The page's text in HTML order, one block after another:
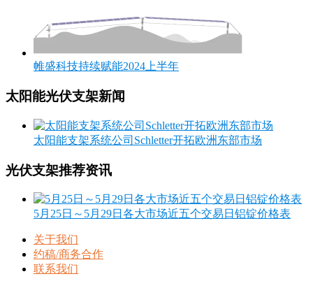
帷盛科技持续赋能2024上半年
太阳能光伏支架新闻
太阳能支架系统公司Schletter开拓欧洲东部市场
光伏支架推荐资讯
5月25日～5月29日各大市场近五个交易日铝锭价格表
关于我们
约稿/商务合作
联系我们